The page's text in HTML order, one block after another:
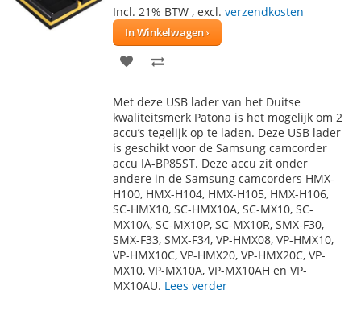
Incl. 21% BTW , excl. verzendkosten
In Winkelwagen
VOEG
AAN
VERLANGLIJST
TE
VERGELIJKEN
Met deze USB lader van het Duitse
kwaliteitsmerk Patona is het mogelijk om 2
accu’s tegelijk op te laden. Deze USB lader
is geschikt voor de Samsung camcorder
accu IA-BP85ST. Deze accu zit onder
andere in de Samsung camcorders HMX-
H100, HMX-H104, HMX-H105, HMX-H106,
SC-HMX10, SC-HMX10A, SC-MX10, SC-
MX10A, SC-MX10P, SC-MX10R, SMX-F30,
SMX-F33, SMX-F34, VP-HMX08, VP-HMX10,
VP-HMX10C, VP-HMX20, VP-HMX20C, VP-
MX10, VP-MX10A, VP-MX10AH en VP-
MX10AU. Lees verder